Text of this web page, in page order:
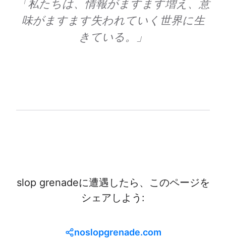
「私たちは、情報がますます増え、意
味がますます失われていく世界に生
きている。」
slop grenadeに遭遇したら、このページを
シェアしよう:
noslopgrenade.com